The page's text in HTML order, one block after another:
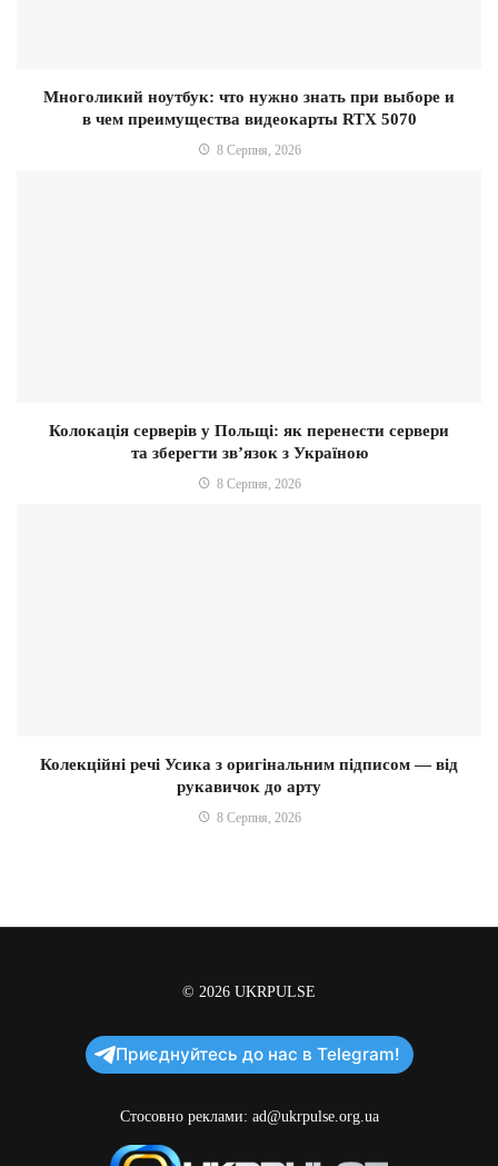
Многоликий ноутбук: что нужно знать при выборе и
в чем преимущества видеокарты RTX 5070
8 Серпня, 2026
Колокація серверів у Польщі: як перенести сервери
та зберегти зв’язок з Україною
8 Серпня, 2026
Колекційні речі Усика з оригінальним підписом — від
рукавичок до арту
8 Серпня, 2026
© 2026 UKRPULSE
Приєднуйтесь до нас в Telegram!
Стосовно реклами: ad@ukrpulse.org.ua